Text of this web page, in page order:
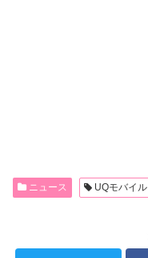
ニュース UQモバイル